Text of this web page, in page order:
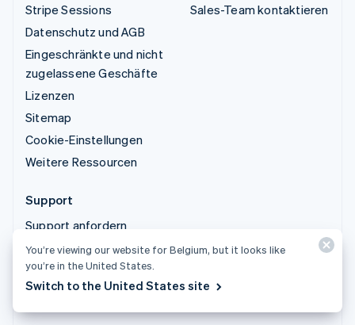
Stripe Sessions
Datenschutz und AGB
Eingeschränkte und nicht
zugelassene Geschäfte
Lizenzen
Sitemap
Cookie-Einstellungen
Weitere Ressourcen
Sales-Team kontaktieren
Support
Support anfordern
Verwaltete Supportpläne
© 2026 Stripe, LLC
You’re viewing our website for Belgium, but it looks like
you’re in the United States.
Switch to the United States site